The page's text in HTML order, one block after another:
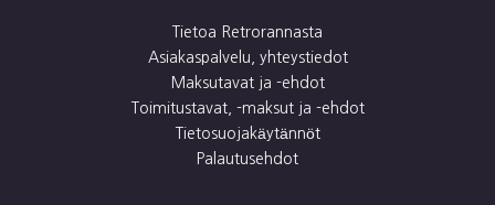
Tietoa Retrorannasta
Asiakaspalvelu, yhteystiedot
Maksutavat ja -ehdot
Toimitustavat, -maksut ja -ehdot
Tietosuojakäytännöt
Palautusehdot